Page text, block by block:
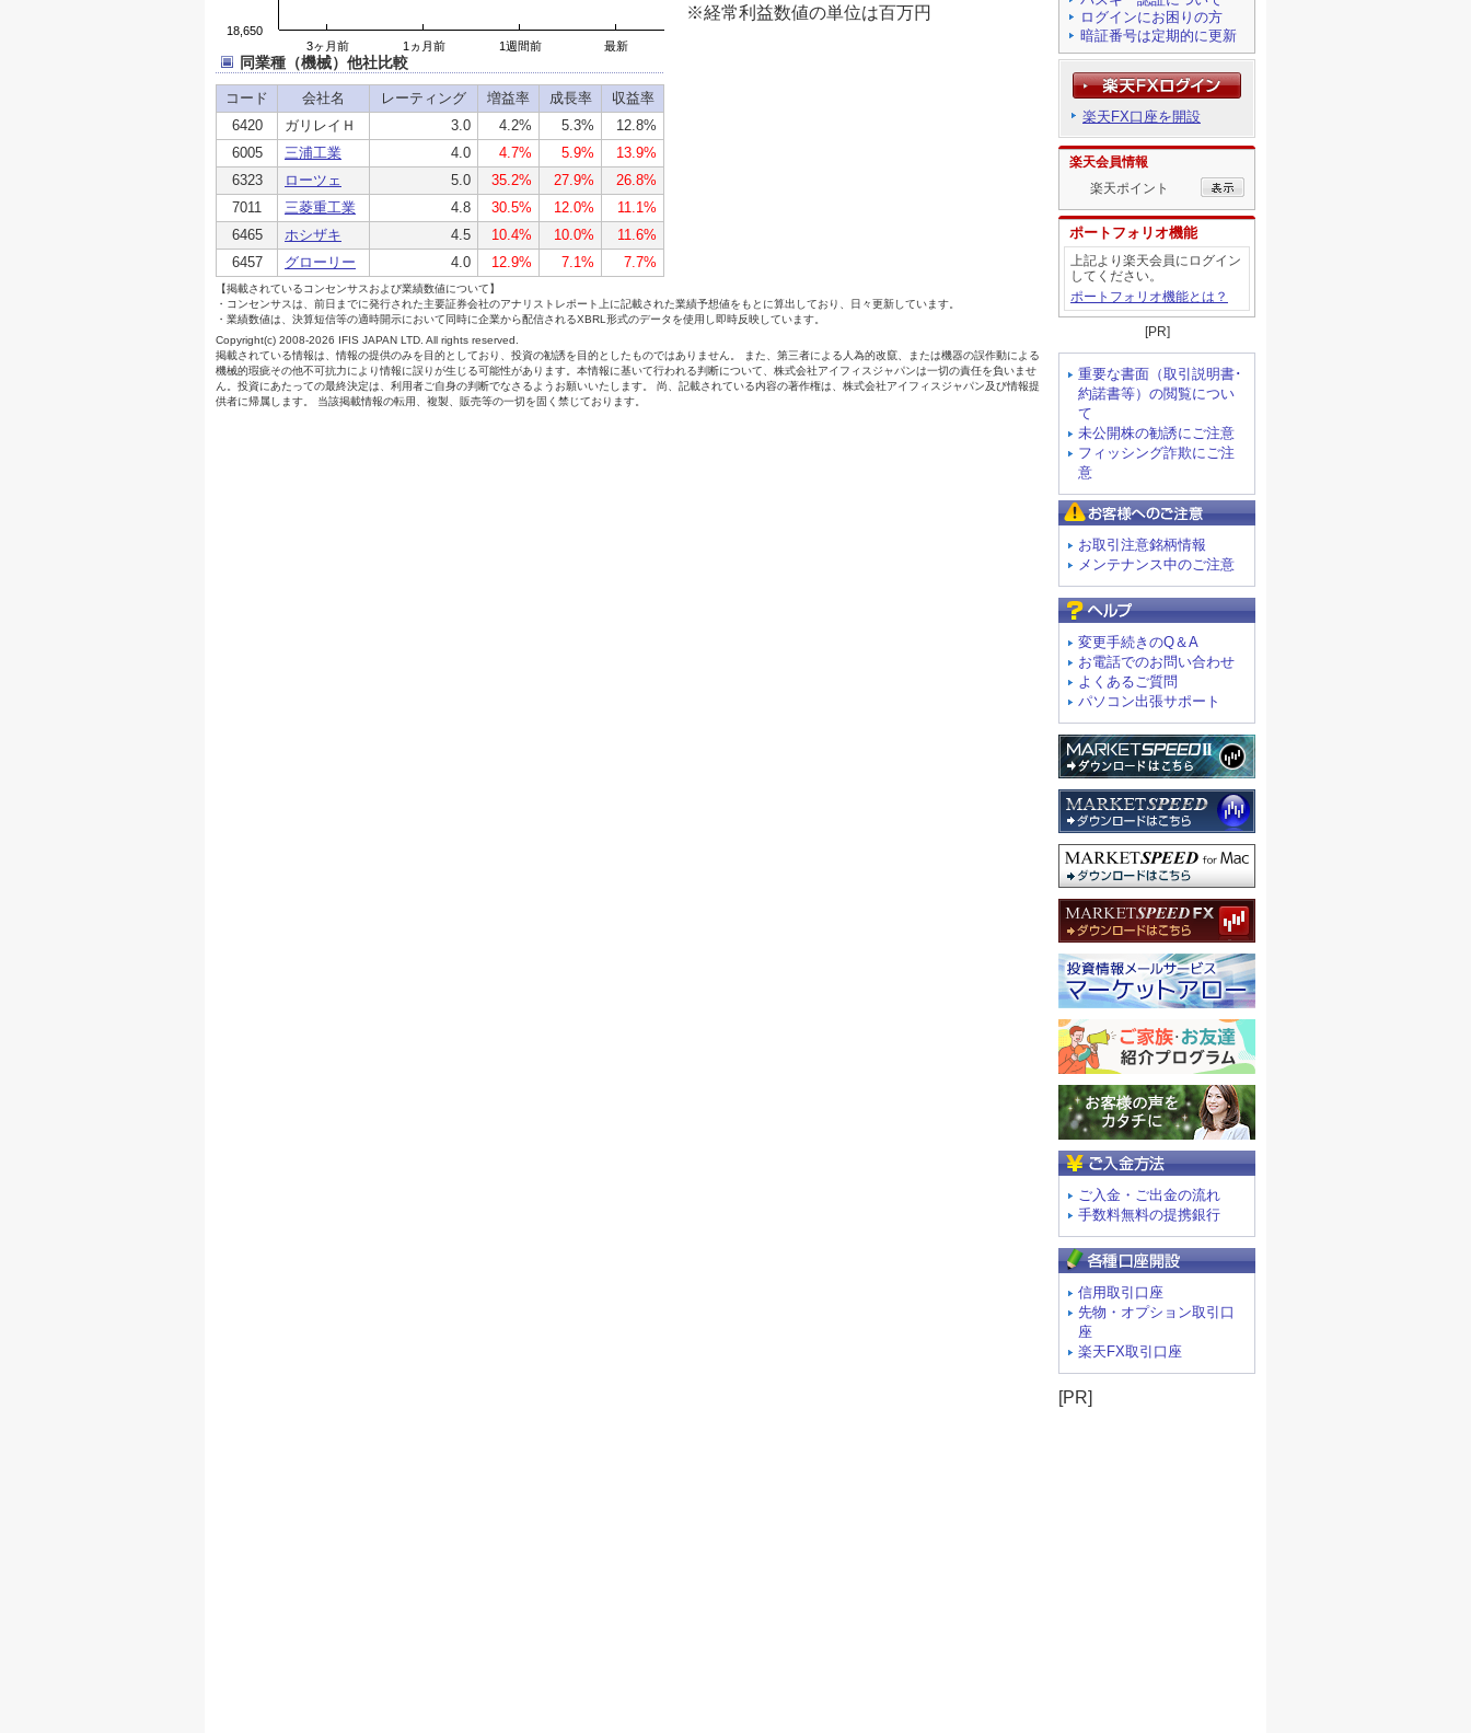
ログインにお困りの方
暗証番号は定期的に更新
楽天FX口座を開設
楽天会員情報
楽天ポイント
ポートフォリオ機能
上記より楽天会員にログイン
してください。
ポートフォリオ機能とは？
[PR]
重要な書面（取引説明書･
約諾書等）の閲覧につい
て
未公開株の勧誘にご注意
フィッシング詐欺にご注
意
お取引注意銘柄情報
メンテナンス中のご注意
変更手続きのQ＆A
お電話でのお問い合わせ
よくあるご質問
パソコン出張サポート
ご入金・ご出金の流れ
手数料無料の提携銀行
信用取引口座
先物・オプション取引口
座
楽天FX取引口座
[PR]